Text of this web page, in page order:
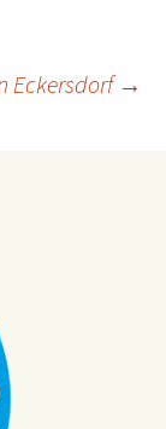
Eckersdorf→